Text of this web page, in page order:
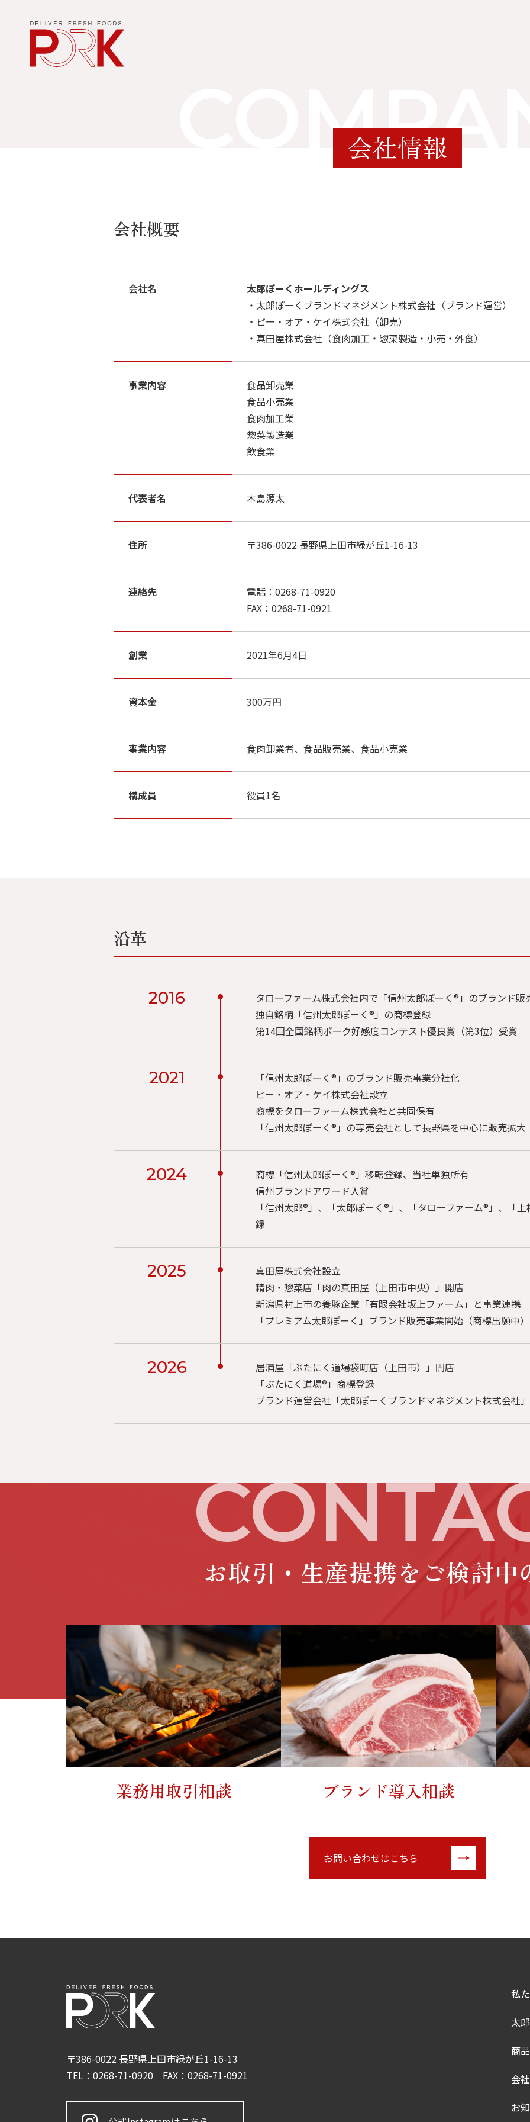
お知
お問
会社情報
会社概要
会社名
太郎ぽーくホールディングス
・太郎ぽーくブランドマネジメント株式会社（ブランド運営）
・ピー・オア・ケイ株式会社（卸売）
・真田屋株式会社（食肉加工・惣菜製造・小売・外食）
事業内容
食品卸売業
食品小売業
食肉加工業
惣菜製造業
飲食業
代表者名 木島源太
住所 〒386-0022 長野県上田市緑が丘1-16-13
連絡先
電話：0268-71-0920
FAX：0268-71-0921
創業 2021年6月4日
資本金 300万円
事業内容 食肉卸業者、食品販売業、食品小売業
構成員 役員1名
沿革
2016
タローファーム株式会社内で「信州太郎ぽーく®」のブランド販
独自銘柄「信州太郎ぽーく®」の商標登録
第14回全国銘柄ポーク好感度コンテスト優良賞（第3位）受賞
2021
「信州太郎ぽーく®」のブランド販売事業分社化
ピー・オア・ケイ株式会社設立
商標をタローファーム株式会社と共同保有
「信州太郎ぽーく®」の専売会社として長野県を中心に販売拡大
2024
商標「信州太郎ぽーく®」移転登録、当社単独所有
信州ブランドアワード入賞
「信州太郎®」、「太郎ぽーく®」、「タローファーム®」、「
録
2025
真田屋株式会社設立
精肉・惣菜店「肉の真田屋（上田市中央）」開店
新潟県村上市の養豚企業「有限会社坂上ファーム」と事業連携
「プレミアム太郎ぽーく」ブランド販売事業開始（商標出願中）
2026
居酒屋「ぶたにく道場袋町店（上田市）」開店
「ぶたにく道場®」商標登録
ブランド運営会社「太郎ぽーくブランドマネジメント株式会社
お取引・生産提携を ご検討中
業務用取引相談 ブランド導入相談
お問い合わせはこちら
〒386-0022 長野県上田市緑が丘1-16-13
TEL：0268-71-0920 FAX：0268-71-0921
私
太
商
会
お